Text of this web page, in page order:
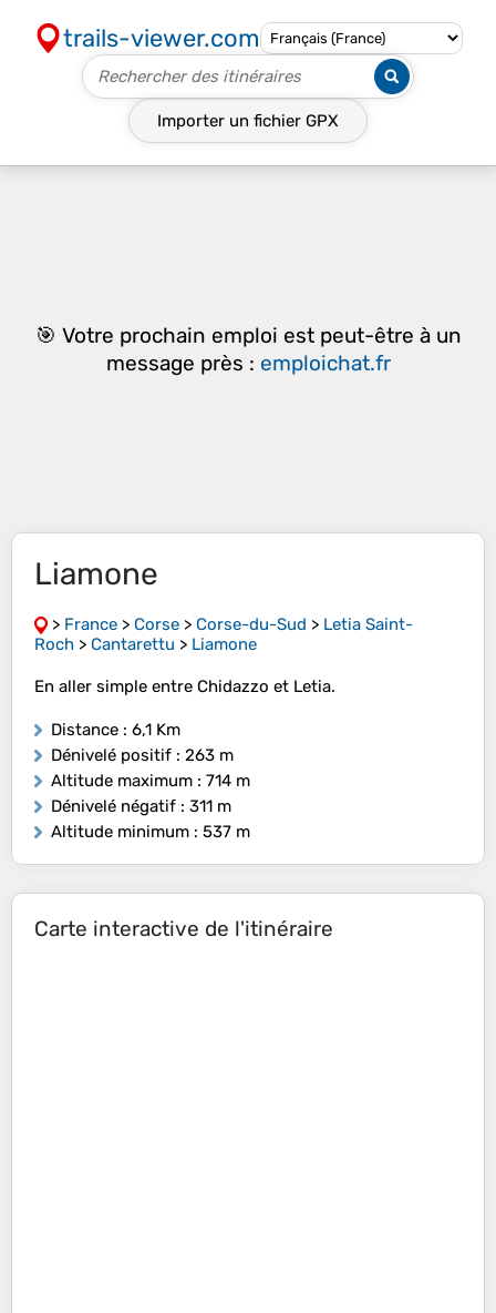
trails-viewer.com
Importer un fichier GPX
🎯 Votre prochain emploi est peut-être à un
message près : emploichat.fr
Liamone
> France > Corse > Corse-du-Sud > Letia Saint-
Roch > Cantarettu > Liamone
En aller simple entre Chidazzo et Letia.
Distance : 6,1 Km
Dénivelé positif : 263 m
Altitude maximum : 714 m
Dénivelé négatif : 311 m
Altitude minimum : 537 m
Carte interactive de l'itinéraire